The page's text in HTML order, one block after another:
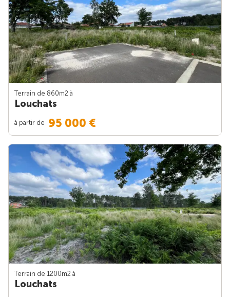
Terrain de 860m2 à
Louchats
à partir de 95 000 €
Terrain de 1200m2 à
Louchats